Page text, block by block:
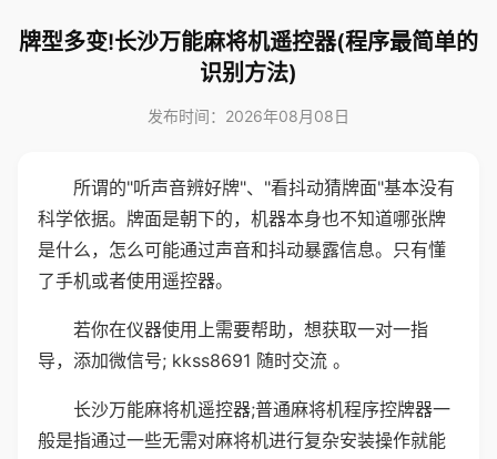
牌型多变!长沙万能麻将机遥控器(程序最简单的
识别方法)
发布时间：2026年08月08日
所谓的"听声音辨好牌"、"看抖动猜牌面"基本没有
科学依据。牌面是朝下的，机器本身也不知道哪张牌
是什么，怎么可能通过声音和抖动暴露信息。只有懂
了手机或者使用遥控器。
若你在仪器使用上需要帮助，想获取一对一指
导，添加微信号; kkss8691 随时交流 。
长沙万能麻将机遥控器;普通麻将机程序控牌器一
般是指通过一些无需对麻将机进行复杂安装操作就能